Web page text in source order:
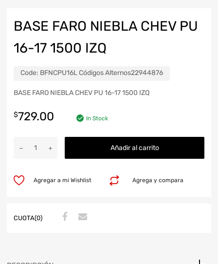
BASE FARO NIEBLA CHEV PU
16-17 1500 IZQ
Code: BFNCPU16L Códigos Alternos22944876
BASE FARO NIEBLA CHEV PU 16-17 1500 IZQ
$729.00 In Stock
Añadir al carrito
Agrega y compara
Agregar a mi Wishlist
CUOTA(0)